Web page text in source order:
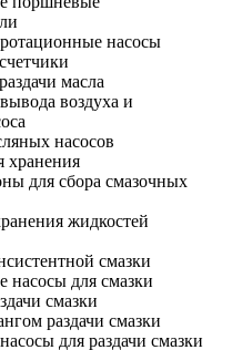
насосы
масла
воздуха и
насосов
хранения
для сбора смазочных
жидкостей
смазки
насосы для смазки
смазки
раздачи смазки
для раздачи смазки